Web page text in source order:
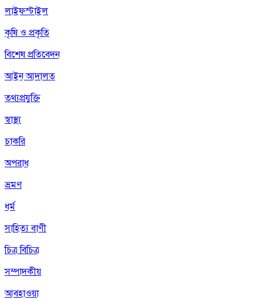
লাইফস্টাইল
কৃষি ও প্রকৃতি
বিশেষ প্রতিবেদন
আইন আদালত
তথ্যপ্রযুক্তি
স্বাস্থ্য
চাকরি
অপরাধ
ভ্রমণ
ধর্ম
সাহিত্য বাণী
চিত্র বিচিত্র
সম্পাদকীয়
আবহাওয়া